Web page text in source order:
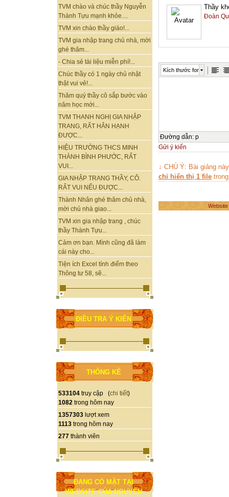
TVM chào và chúc thầy Nguyễn
Thành Tựu mạnh khỏe....
TVM xin chào thầy giáo!...
TVM gia nhập trang chủ nhà, mời
ghé thăm...
- Chia sẻ tài liệu miễn phí!...
Chúc thầy có 1 ngày chủ nhật
thật vui vẻ!...
Thăm quý thầy cô sắp bước vào
năm học mới...
TVM THANH NGHỊ GIA NHẬP
TRANG, RẤT HÂN HẠNH
ĐƯỢC...
HIỆU TRƯỞNG THCS MINH
THÀNH BÌNH PHƯỚC, RẤT
VUI...
GIA NHẬP TRANG THẦY, CÔ.
RẤT VUI NẾU ĐƯỢC...
Thành Nhân ghé thăm chủ nhà,
mời chủ nhà giao...
TVM xin gia nhập trang , chúc
thầy Thành Tựu...
Cảm ơn bạn. Mình cũng đã làm
cái này cho...
Tiện ích Excel tính điểm theo
Thông tư 58, sẽ...
ĐIỀU TRA Ý KIẾN
THỐNG KÊ
533104 truy cập (chi tiết)
1082 trong hôm nay
1357303 lượt xem
1113 trong hôm nay
277 thành viên
ĐANG CÓ MẶT TẠI
WEBSITE CỦA NGUYỄN
Thầy
Đoàn
Kích thước font
Đường dẫn: p
Gửi ý kiến
↓ CHÚ Ý: Bài giảng
chỉ hiển thị 1 file